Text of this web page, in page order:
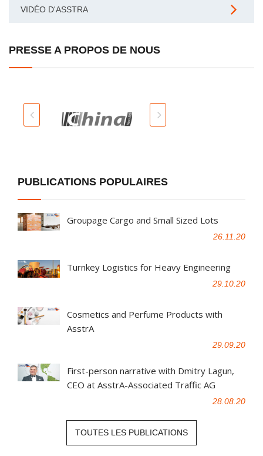
VIDÉO D'ASSTRA
PRESSE A PROPOS DE NOUS
PUBLICATIONS POPULAIRES
Groupage Cargo and Small Sized Lots
26.11.20
Turnkey Logistics for Heavy Engineering
29.10.20
Cosmetics and Perfume Products with
AsstrA
29.09.20
First-person narrative with Dmitry Lagun,
CEO at AsstrA-Associated Traffic AG
28.08.20
TOUTES LES PUBLICATIONS